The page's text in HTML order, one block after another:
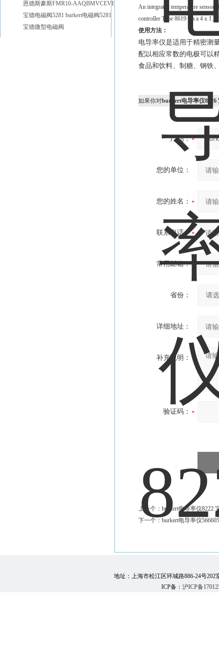
An integrated temperature sensor
controller Type 8619 via a 4 x 1.5
使用方法：
电导率仪是适用于精密测
配以相应常数的电极可以
食品和饮料、制糖、钢铁
如果你对burkert电导率仪8226
产品：
您的单位：
您的姓名：
联系电话：
常用邮箱：
省份：
详细地址：
补充说明：
验证码：
上一个： burkert电导率仪8222
下一个： burkert电导率仪
宝德电磁阀5281 burkert电磁阀5281
宝德微型电磁阀
地址：上海市松江区环城路886-24号202
ICP备： 沪ICP备